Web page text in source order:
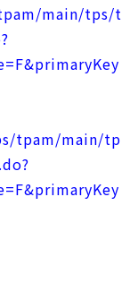
main/tps/t
tpam/main/tp